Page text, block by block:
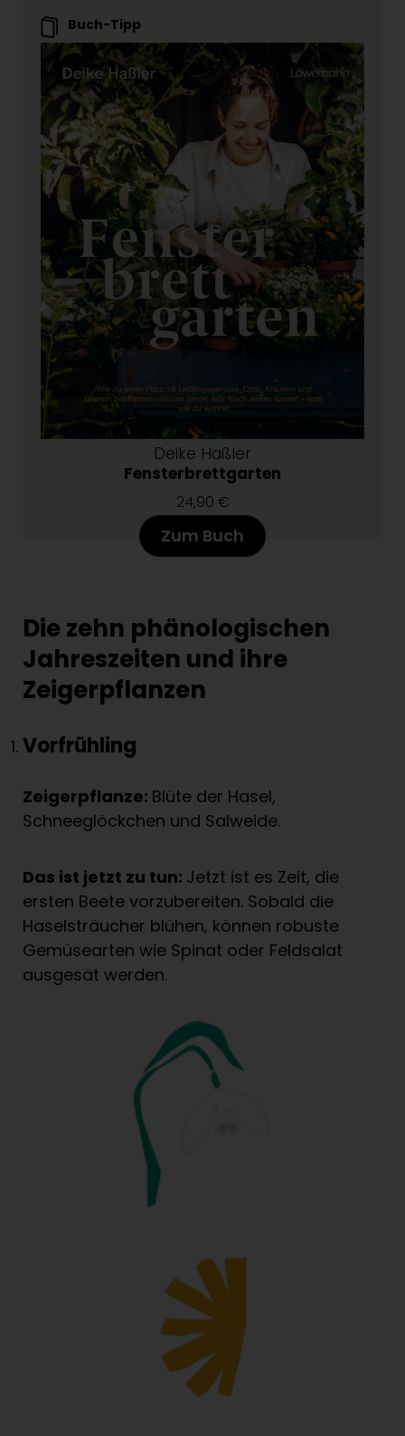
Buch-Tipp
Deike Haßler
Fensterbrettgarten
24,90 €
Zum Buch
Die zehn phänologischen
Jahreszeiten und ihre
Zeigerpflanzen
Vorfrühling
Zeigerpflanze: Blüte der Hasel,
Schneeglöckchen und Salweide.
Das ist jetzt zu tun: Jetzt ist es Zeit, die
ersten Beete vorzubereiten. Sobald die
Haselsträucher blühen, können robuste
Gemüsearten wie Spinat oder Feldsalat
ausgesät werden.